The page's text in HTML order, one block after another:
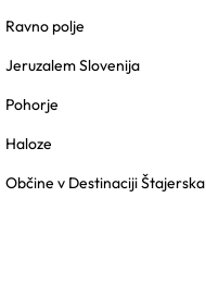
Ravno polje
Jeruzalem Slovenija
Pohorje
Haloze
Občine v Destinaciji Štajerska